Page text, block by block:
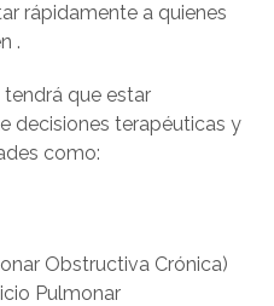
rápidamente a quienes
.
que estar
decisiones terapéuticas y
como:
Obstructiva Crónica)
Pulmonar